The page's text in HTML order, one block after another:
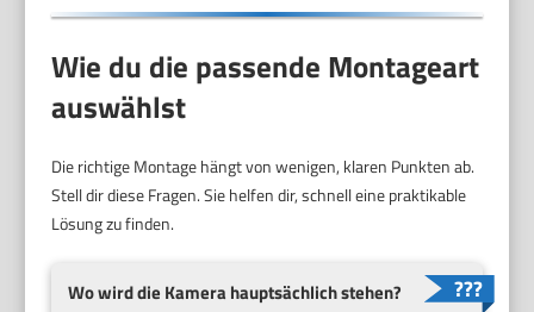
Wie du die passende Montageart
auswählst
Die richtige Montage hängt von wenigen, klaren Punkten ab.
Stell dir diese Fragen. Sie helfen dir, schnell eine praktikable
Lösung zu finden.
Wo wird die Kamera hauptsächlich stehen?